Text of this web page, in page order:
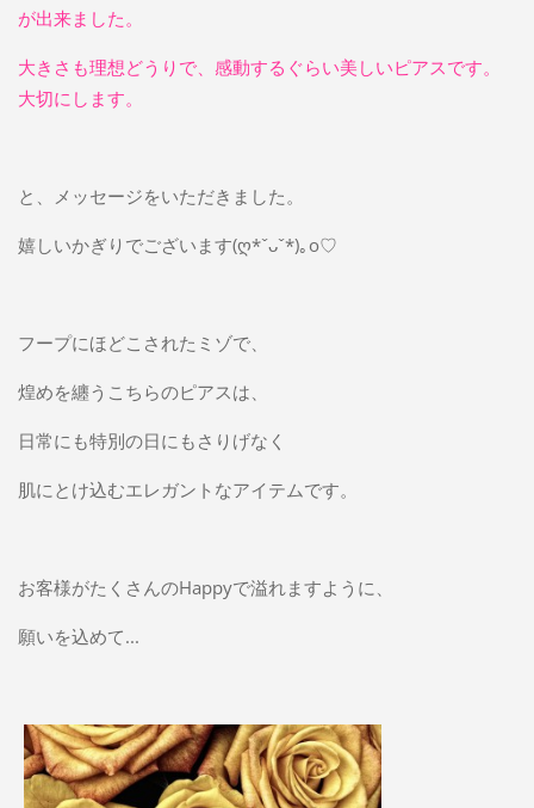
が出来ました。
大きさも理想どうりで、感動するぐらい美しいピアスです。
大切にします。
と、メッセージをいただきました。
嬉しいかぎりでございます(ღ*ˇᴗˇ*)｡o♡
フープにほどこされたミゾで、
煌めを纏うこちらのピアスは、
日常にも特別の日にもさりげなく
肌にとけ込むエレガントなアイテムです。
お客様がたくさんのHappyで溢れますように、
願いを込めて...